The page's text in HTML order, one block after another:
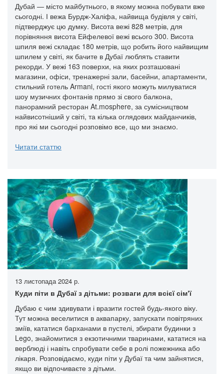
Дубай — місто майбутнього, в якому можна побувати вже
сьогодні. І вежа Бурдж-Халіфа, найвища будівля у світі,
підтверджує цю думку. Висота вежі 828 метрів, для
порівняння висота Ейфелевої вежі всього 300. Висота
шпиля вежі складає 180 метрів, що робить його найвищим
шпилем у світі, як бачите в Дубаї люблять ставити
рекорди. У вежі 163 поверхи, на яких розташовані
магазини, офіси, тренажерні зали, басейни, апартаменти,
стильний готель Armani, гості якого можуть милуватися
шоу музичних фонтанів прямо зі свого балкона,
панорамний ресторан At.mosphere, за сумісництвом
найвисотніший у світі, та кілька оглядових майданчиків,
про які ми сьогодні розповімо все, що ми знаємо.
Читати статтю
13 листопада 2024 р.
Куди піти в Дубаї з дітьми: розваги для всієї сімʼї
Дубаю є чим здивувати і вразити гостей будь-якого віку.
Тут можна веселитися в аквапарку, запускати повітряних
зміїв, кататися барханами в пустелі, збирати будинки з
Lego, знайомитися з екзотичними тваринами, кататися на
верблюді і навіть спробувати себе в ролі пожежника або
лікаря. Розповідаємо, куди піти у Дубаї та чим зайнятися,
якщо ви відпочиваєте з дітьми.